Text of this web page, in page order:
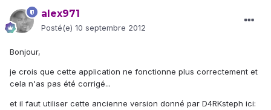
alex971
Posté(e) 10 septembre 2012
Bonjour,
je crois que cette application ne fonctionne plus correctement et
cela n'as pas été corrigé...
et il faut utiliser cette ancienne version donné par D4RKsteph ici: